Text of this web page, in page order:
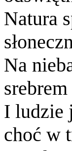
Natura
Na
I ludzie
choć w